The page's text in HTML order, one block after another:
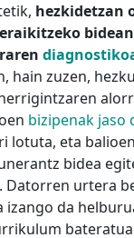
hezkidetzan
hain zuzen,
bizipenak jaso
lotuta, eta
bidea
Datorren urtera
izango da